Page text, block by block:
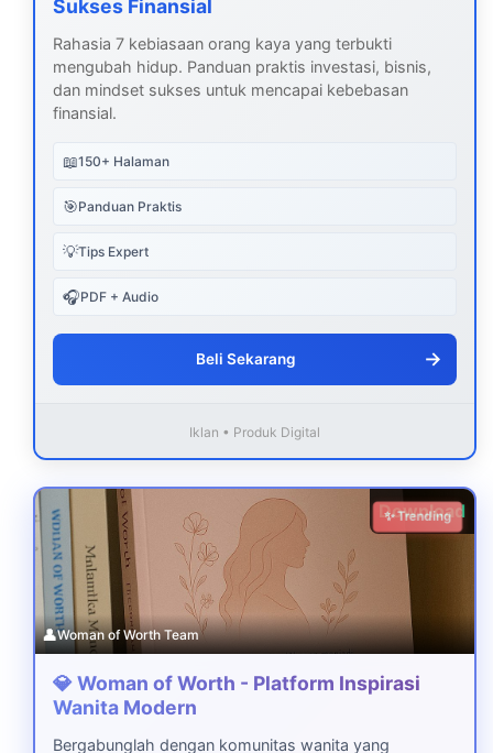
Sukses Finansial
Rahasia 7 kebiasaan orang kaya yang terbukti
mengubah hidup. Panduan praktis investasi, bisnis,
dan mindset sukses untuk mencapai kebebasan
finansial.
📖150+ Halaman
🎯Panduan Praktis
💡Tips Expert
🎧PDF + Audio
Beli Sekarang →
Iklan • Produk Digital
Download
✨ Trending
👤Woman of Worth Team
💎 Woman of Worth - Platform Inspirasi
Wanita Modern
Bergabunglah dengan komunitas wanita yang